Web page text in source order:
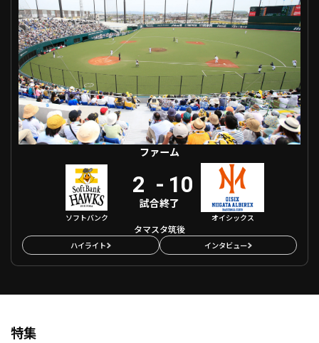
ファーム
ソフトバンク
2 - 10
試合終了
オイシックス
タマスタ筑後
ハイライト インタビュー
特集